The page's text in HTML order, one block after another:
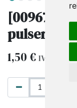
[009671]
pulsera
1,50€ IVA